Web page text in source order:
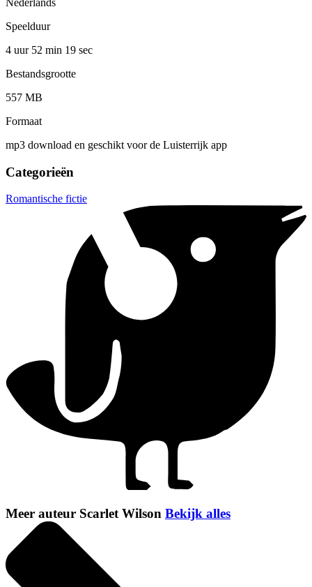
Speelduur
4 uur 52 min 19 sec
Bestandsgrootte
557 MB
Formaat
mp3 download en geschikt voor de Luisterrijk app
Categorieën
Romantische fictie
Meer auteur Scarlet Wilson Bekijk alles